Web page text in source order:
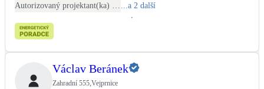
...a 2 další
Václav Beránek
Zahradní 555,Vejprnice